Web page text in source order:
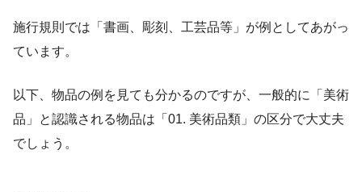
施行規則では「書画、彫刻、工芸品等」が例としてあがっ
ています。
以下、物品の例を見ても分かるのですが、一般的に「美術
品」と認識される物品は「01. 美術品類」の区分で大丈夫
でしょう。